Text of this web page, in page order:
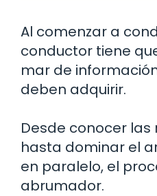
Al comenzar a
conductor tiene
mar de
deben adquirir.
Desde conocer
hasta dominar el
en paralelo, el
abrumador.